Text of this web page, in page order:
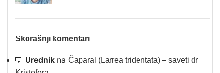
Skorašnji komentari
Urednik na Čaparal (Larrea tridentata) – saveti dr